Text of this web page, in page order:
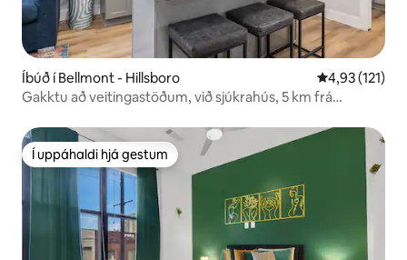
Íbúð í Bellmont - Hillsboro 4,93 af 5 í
4,93 (121)
Gakktu að veitingastöðum, við sjúkrahús, 5 km frá
Í uppáhaldi hjá gestum
Í uppáhaldi hjá gestum